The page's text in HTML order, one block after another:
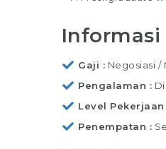
Informasi
Gaji
Negosiasi /
Pengalaman
Level Pekerjaan
Penempatan